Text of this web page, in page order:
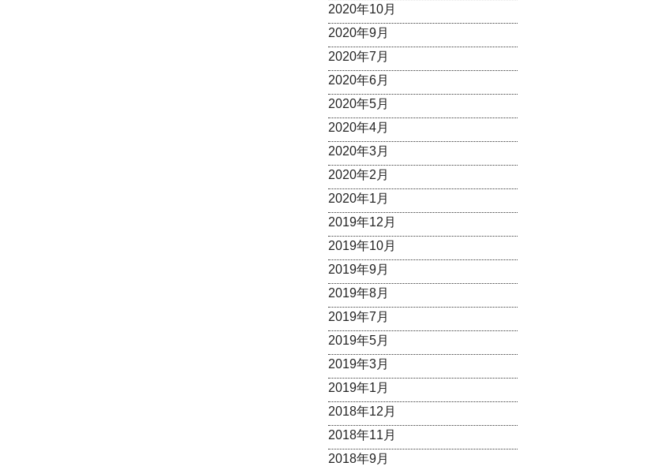
2020年10月
2020年9月
2020年7月
2020年6月
2020年5月
2020年4月
2020年3月
2020年2月
2020年1月
2019年12月
2019年10月
2019年9月
2019年8月
2019年7月
2019年5月
2019年3月
2019年1月
2018年12月
2018年11月
2018年9月